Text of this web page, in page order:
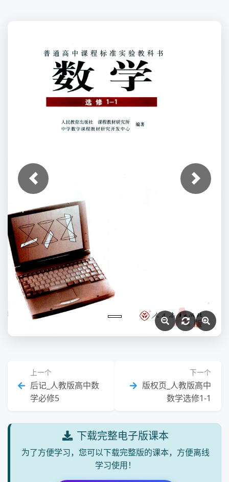
上一张 下一张
上一个
后记_人教版高中数
学必修5
下一个
版权页_人教版高中
数学选修1-1
下载完整电子版课本
为了方便学习，您可以下载完整版的课本，方便离线
学习使用！